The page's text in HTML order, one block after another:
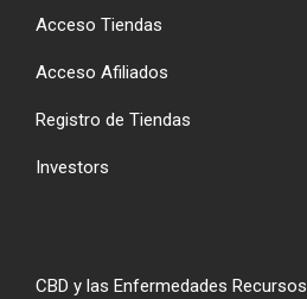
Acceso Tiendas
Acceso Afiliados
Registro de Tiendas
Investors
CBD y las Enfermedades Recursos